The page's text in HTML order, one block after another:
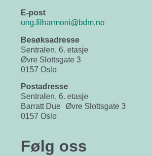
E-post
ung.filharmoni@bdm.no
Besøksadresse
Sentralen, 6. etasje
Øvre Slottsgate 3
0157 Oslo
Postadresse
Sentralen, 6. etasje
Barratt Due Øvre Slottsgate 3
0157 Oslo
Følg oss